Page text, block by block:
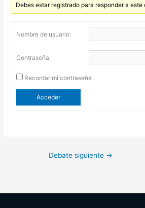
Debes estar registrado para responder a este
Nombre de usuario:
Contraseña:
Recordar mi contraseña
Acceder
Debate siguiente →